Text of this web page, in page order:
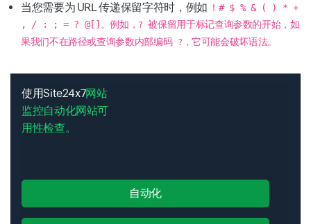
当您需要为 URL 传递保留字符时，例如 ！# $ % & ( ) * +
, / : ; = ? @[] 。例如， ? 被保留用于标记查询参数的开始，如
果我们不在路径或查询参数内部编码 ? ，它可能会破坏语法。
使用Site24x7网站
监控自动化网站可
用性检查。
自动化